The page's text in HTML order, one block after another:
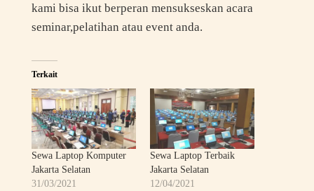
kami bisa ikut berperan mensukseskan acara
seminar,pelatihan atau event anda.
Terkait
Sewa Laptop Komputer
Jakarta Selatan
31/03/2021
Sewa Laptop Terbaik
Jakarta Selatan
12/04/2021